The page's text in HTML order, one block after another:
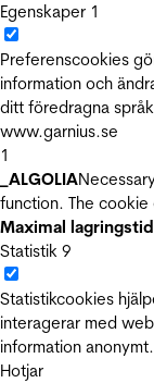
Egenskaper 1
Preferenscookies
information och
ditt föredragna
www.garnius.se
1
_ALGOLIA
function. The cookie
Maximal lagringstid
Statistik 9
Statistikcookies
interagerar med
information anonymt.
Hotjar